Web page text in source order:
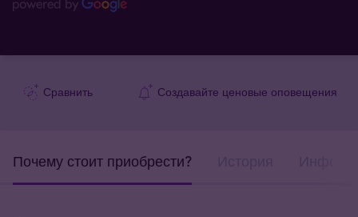
Сравнить Создавайте ценовые оповещения
Почему стоит приобрести?